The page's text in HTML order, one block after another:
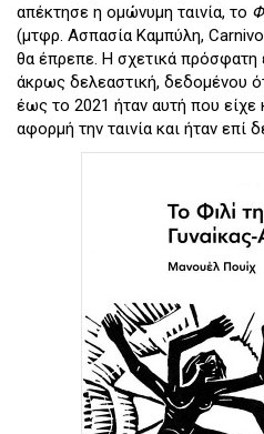
απέκτησε η ομώνυμη ταινία, το
(μτφρ. Ασπασία Καμπύλη,
θα έπρεπε. Η σχετικά πρόσφατη
άκρως δελεαστική, δεδομένου
έως το 2021 ήταν αυτή που
αφορμή την ταινία και ήταν επί